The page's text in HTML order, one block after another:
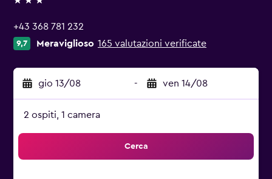
3 stelle
+43 368 781 232
9,7 Meraviglioso 165 valutazioni verificate
gio 13/08 - ven 14/08
2 ospiti, 1 camera
Cerca